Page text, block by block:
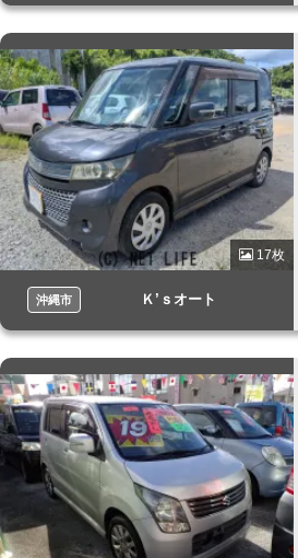
17枚
沖縄市 Ｋ’ｓオート